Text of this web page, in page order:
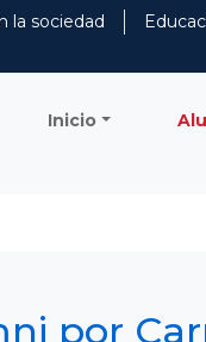
la sociedad
Inicio
por